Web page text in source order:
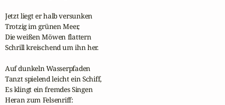
Jetzt liegt er halb versunken
Trotzig im grünen Meer,
Die weißen Möwen flattern
Schrill kreischend um ihn her.
Auf dunkeln Wasserpfaden
Tanzt spielend leicht ein Schiff,
Es klingt ein fremdes Singen
Heran zum Felsenriff: